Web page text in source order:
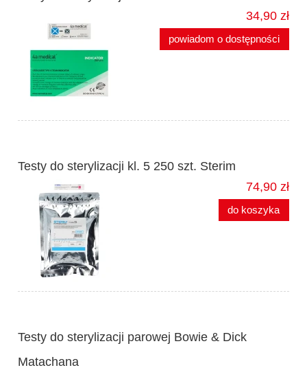
34,90 zł
powiadom o dostępności
Testy do sterylizacji kl. 5 250 szt. Sterim
74,90 zł
do koszyka
Testy do sterylizacji parowej Bowie & Dick
Matachana